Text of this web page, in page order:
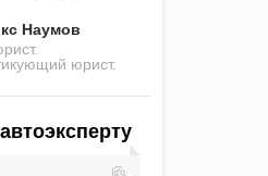
Наумов
юрист.